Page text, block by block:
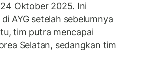
Oktober 2025. Ini
AYG setelah sebelumnya
tim putra mencapai
Selatan, sedangkan tim